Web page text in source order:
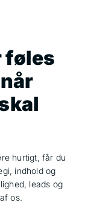
føles
hurtigt, får du
indhold og
leads og
os.